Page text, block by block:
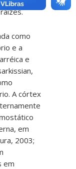
como
e a
e
A córtex
em
2003;
em